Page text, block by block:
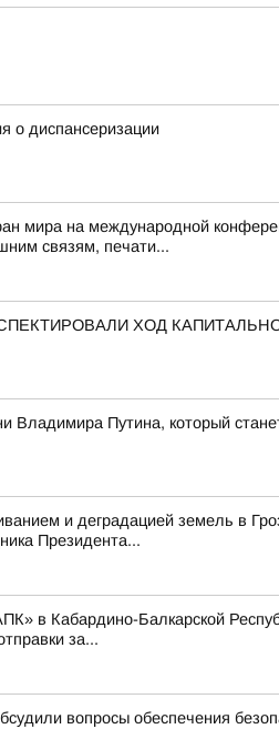
о диспансеризации
мира на международной
связям, печати...
ХОД
Владимира Путина, который
и деградацией земель в
Президента...
в Кабардино-Балкарской
за...
вопросы обеспечения